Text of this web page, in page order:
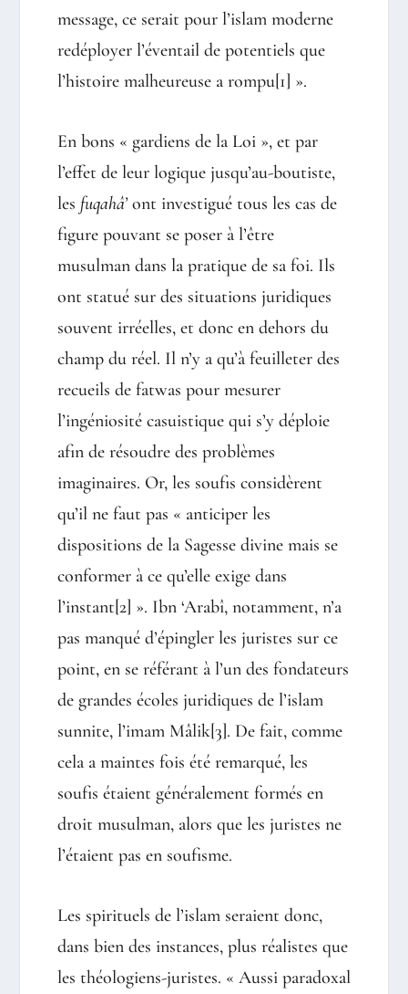
message, ce serait pour l’islam moderne
redéployer l’éventail de potentiels que
l’histoire malheureuse a rompu[1] ».
En bons « gardiens de la Loi », et par
l’effet de leur logique jusqu’au-boutiste,
les fuqahâ’ont investigué tous les cas de
figure pouvant se poser à l’être
musulman dans la pratique de sa foi. Ils
ont statué sur des situations juridiques
souvent irréelles, et donc en dehors du
champ du réel. Il n’y a qu’à feuilleter des
recueils de fatwas pour mesurer
l’ingéniosité casuistique qui s’y déploie
afin de résoudre des problèmes
imaginaires. Or, les soufis considèrent
qu’il ne faut pas « anticiper les
dispositions de la Sagesse divine mais se
conformer à ce qu’elle exige dans
l’instant[2] ». Ibn ‘Arabî, notamment, n’a
pas manqué d’épingler les juristes sur ce
point, en se référant à l’un des fondateurs
de grandes écoles juridiques de l’islam
sunnite, l’imam Mâlik[3]. De fait, comme
cela a maintes fois été remarqué, les
soufis étaient généralement formés en
droit musulman, alors que les juristes ne
l’étaient pas en soufisme.
Les spirituels de l’islam seraient donc,
dans bien des instances, plus réalistes que
les théologiens-juristes. « Aussi paradoxal